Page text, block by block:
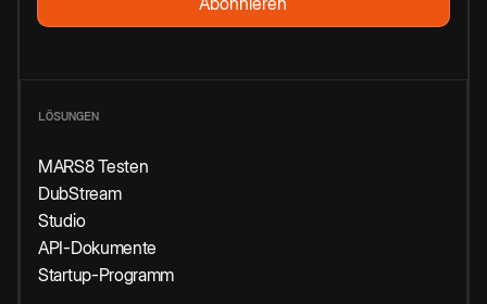
LÖSUNGEN
MARS8 Testen
DubStream
Studio
API-Dokumente
Startup-Programm